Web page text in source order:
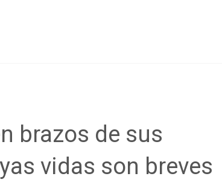
brazos de sus
vidas son breves